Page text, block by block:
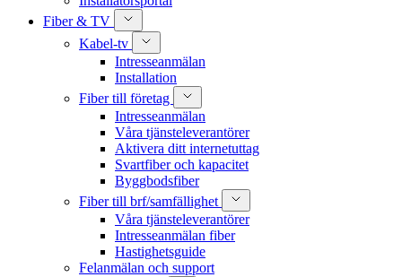
Fiber & TV
Kabel-tv
Intresseanmälan
Installation
Fiber till företag
Intresseanmälan
Våra tjänsteleverantörer
Aktivera ditt internetuttag
Svartfiber och kapacitet
Byggbodsfiber
Fiber till brf/samfällighet
Våra tjänsteleverantörer
Intresseanmälan fiber
Hastighetsguide
Felanmälan och support